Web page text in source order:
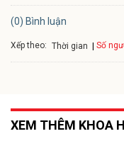
(0) Bình luận
Xếp theo: Thời gian Số
XEM THÊM KHOA